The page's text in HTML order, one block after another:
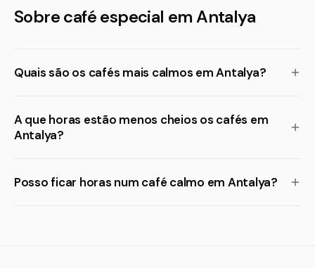
Sobre café especial em Antalya
Quais são os cafés mais calmos em Antalya?
A que horas estão menos cheios os cafés em
Antalya?
Posso ficar horas num café calmo em Antalya?